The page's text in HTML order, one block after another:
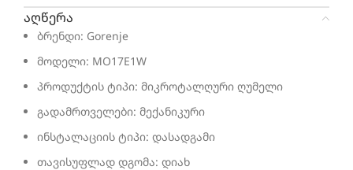
აღწერა
ბრენდი: Gorenje
მოდელი: MO17E1W
პროდუქტის ტიპი: მიკროტალღური ღუმელი
გადამრთველები: მექანიკური
ინსტალაციის ტიპი: დასადგამი
თავისუფლად დგომა: დიახ